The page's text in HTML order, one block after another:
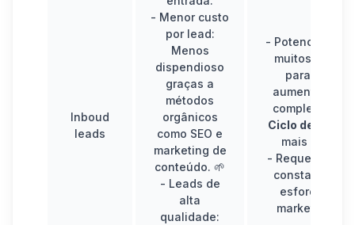
Inboud
leads
- Menor custo
por lead:
Menos
dispendioso
graças a
métodos
orgânicos
como SEO e
marketing de
conteúdo. 🌱
- Leads de
alta
qualidade:
-
muitos canais
para gerir,
aumentando a
complexidade.
Ciclo de
mais longo.
- Requer
constante dos
esforços de
marketing.